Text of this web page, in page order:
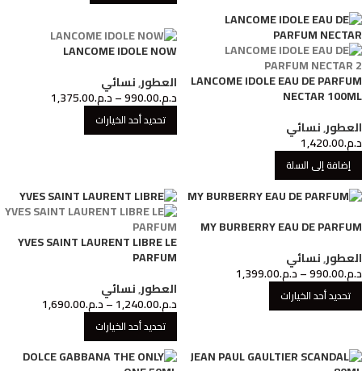
LANCOME IDOLE EAU DE PARFUM
NECTAR 100ML
العطور,نسائي
د.م.1,420.00
إضافة إلى السلة
LANCOME IDOLE NOW
العطور,نسائي
د.م.990.00
–د.م.1,375.00
تحديد أحد الخيارات
MY BURBERRY EAU DE PARFUM
العطور,نسائي
د.م.990.00
–د.م.1,399.00
تحديد أحد الخيارات
YVES SAINT LAURENT LIBRE LE
PARFUM
العطور,نسائي
د.م.1,240.00
–د.م.1,690.00
تحديد أحد الخيارات